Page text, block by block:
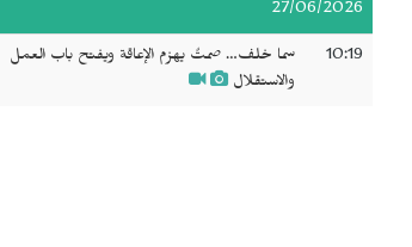
27/06/2026
10:19
سما خلف… صمتٌ يهزم الإعاقة ويفتح باب العمل
والاستقلال